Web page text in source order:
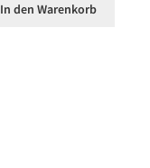
In den Warenkorb